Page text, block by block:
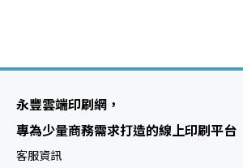
永豐雲端印刷網，
專為少量商務需求打造的線上印刷平台
客服資訊